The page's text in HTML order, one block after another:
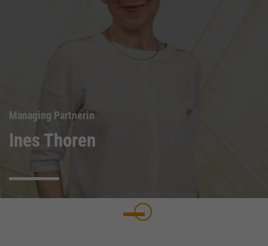
Managing Partnerin
Ines Thoren
Einleitung